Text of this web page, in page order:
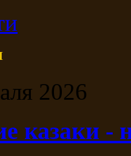
2026
казаки -